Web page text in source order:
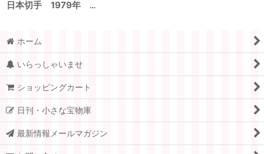
日本切手 1979年 愛の手と子供 FDC封筒
ホーム
いらっしゃいませ
ショッピングカート
日刊・小さな宝物庫
最新情報メールマガジン